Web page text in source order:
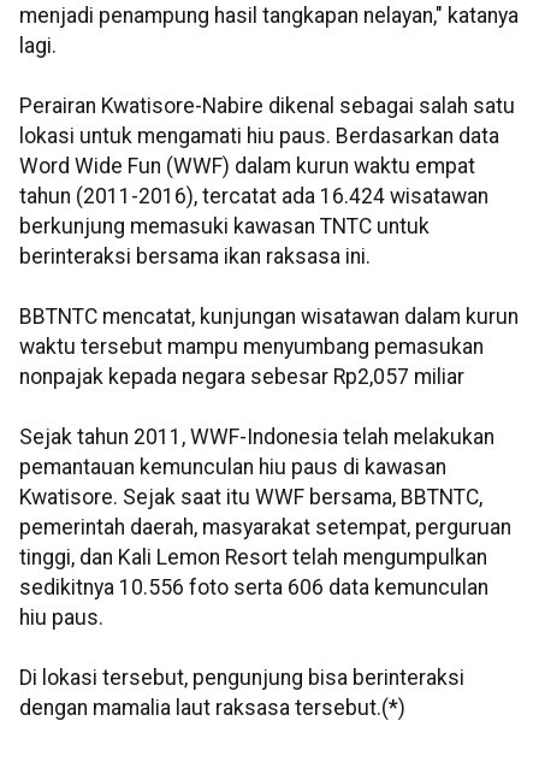
menjadi penampung hasil tangkapan nelayan," katanya
lagi.
Perairan Kwatisore-Nabire dikenal sebagai salah satu
lokasi untuk mengamati hiu paus. Berdasarkan data
Word Wide Fun (WWF) dalam kurun waktu empat
tahun (2011-2016), tercatat ada 16.424 wisatawan
berkunjung memasuki kawasan TNTC untuk
berinteraksi bersama ikan raksasa ini.
BBTNTC mencatat, kunjungan wisatawan dalam kurun
waktu tersebut mampu menyumbang pemasukan
nonpajak kepada negara sebesar Rp2,057 miliar
Sejak tahun 2011, WWF-Indonesia telah melakukan
pemantauan kemunculan hiu paus di kawasan
Kwatisore. Sejak saat itu WWF bersama, BBTNTC,
pemerintah daerah, masyarakat setempat, perguruan
tinggi, dan Kali Lemon Resort telah mengumpulkan
sedikitnya 10.556 foto serta 606 data kemunculan
hiu paus.
Di lokasi tersebut, pengunjung bisa berinteraksi
dengan mamalia laut raksasa tersebut.(*)